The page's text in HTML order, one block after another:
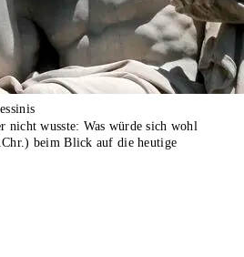
nicht wusste: Was würde sich wohl
beim Blick auf die heutige